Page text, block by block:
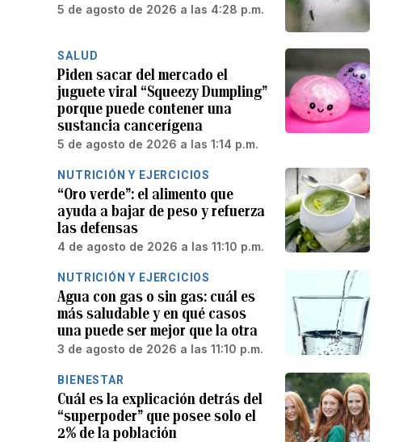
5 de agosto de 2026 a las 4:28 p.m.
SALUD
Piden sacar del mercado el
juguete viral “Squeezy Dumpling”
porque puede contener una
sustancia cancerígena
5 de agosto de 2026 a las 1:14 p.m.
NUTRICIÓN Y EJERCICIOS
“Oro verde”: el alimento que
ayuda a bajar de peso y refuerza
las defensas
4 de agosto de 2026 a las 11:10 p.m.
NUTRICIÓN Y EJERCICIOS
Agua con gas o sin gas: cuál es
más saludable y en qué casos
una puede ser mejor que la otra
3 de agosto de 2026 a las 11:10 p.m.
BIENESTAR
Cuál es la explicación detrás del
“superpoder” que posee solo el
2% de la población